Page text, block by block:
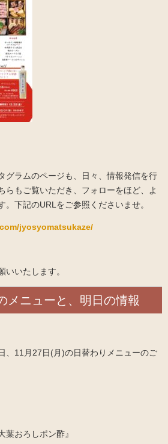
グラムのページも、日々、情報発信を行
らもご覧いただき、フォローをほど、よ
。下記のURLをご参照くださいませ。
jyosyomatsukaze/
いいたします。
メニューと、明日の情報
、11月27日(月)の日替わりメニューのご
葉おろしポン酢』